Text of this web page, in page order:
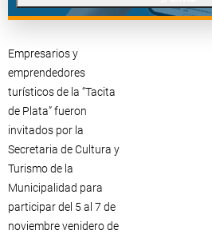
Empresarios y
emprendedores
turísticos de la “Tacita
de Plata” fueron
invitados por la
Secretaria de Cultura y
Turismo de la
Municipalidad para
participar del 5 al 7 de
noviembre venidero de